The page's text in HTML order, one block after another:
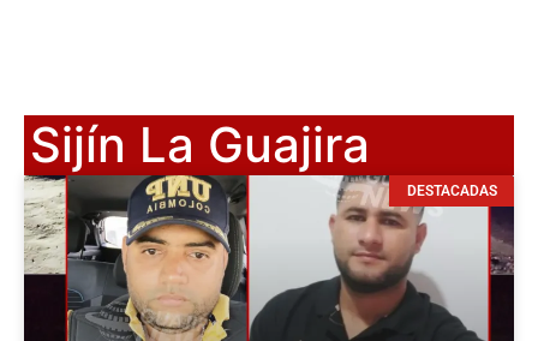
Sijín La Guajira
DESTACADAS